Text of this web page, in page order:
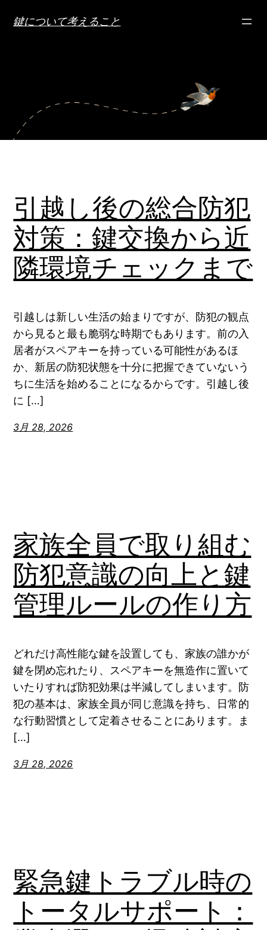
鍵について考えること
引越し後の総合防犯
対策：鍵交換から近
隣環境チェックまで
引越しは新しい生活の始まりですが、防犯の観点
から見ると最も脆弱な時期でもあります。前の入
居者がスペアキーを持っている可能性があるほ
か、新居の防犯状態を十分に把握できていないう
ちに生活を始めることになるからです。引越し後
に […]
3月 28, 2026
家族全員で取り組む
防犯意識の向上と鍵
管理ルールの作り方
どれだけ高性能な鍵を設置しても、家族の誰かが
鍵を閉め忘れたり、スペアキーを無造作に置いて
いたりすれば防犯効果は半減してしまいます。防
犯の基本は、家族全員が同じ意識を持ち、日常的
な行動習慣として定着させることにあります。ま
[…]
3月 28, 2026
緊急鍵トラブル時の
トータルサポート：